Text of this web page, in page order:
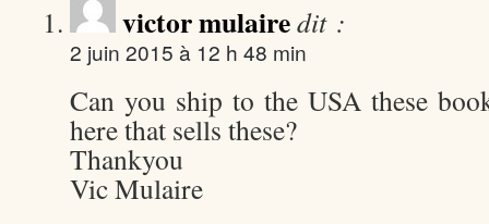
victor mulairedit :
2 juin 2015 à 12 h 48 min
Can you ship to the USA these
here that sells these?
Thankyou
Vic Mulaire